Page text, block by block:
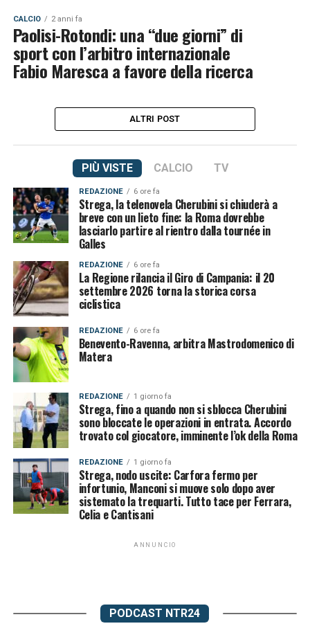
CALCIO 2 anni fa
Paolisi-Rotondi: una “due giorni” di
sport con l’arbitro internazionale
Fabio Maresca a favore della ricerca
ALTRI POST
PIÙ VISTE CALCIO TV
REDAZIONE 6 ore fa
Strega, la telenovela Cherubini si chiuderà a
breve con un lieto fine: la Roma dovrebbe
lasciarlo partire al rientro dalla tournée in
Galles
REDAZIONE 6 ore fa
La Regione rilancia il Giro di Campania: il 20
settembre 2026 torna la storica corsa
ciclistica
REDAZIONE 6 ore fa
Benevento-Ravenna, arbitra Mastrodomenico di
Matera
REDAZIONE 1 giorno fa
Strega, fino a quando non si sblocca Cherubini
sono bloccate le operazioni in entrata. Accordo
trovato col giocatore, imminente l’ok della Roma
REDAZIONE 1 giorno fa
Strega, nodo uscite: Carfora fermo per
infortunio, Manconi si muove solo dopo aver
sistemato la trequarti. Tutto tace per Ferrara,
Celia e Cantisani
ANNUNCIO
PODCAST NTR24